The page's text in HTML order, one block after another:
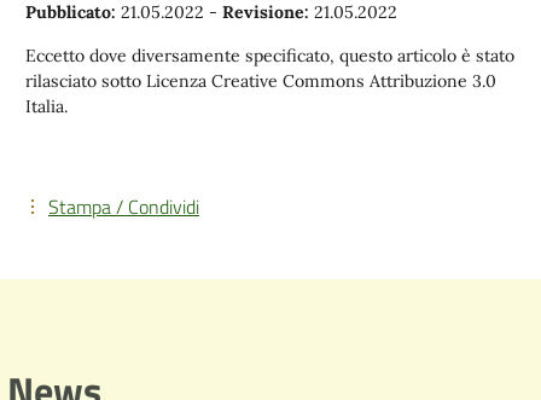
Pubblicato: 21.05.2022 - Revisione: 21.05.2022
Eccetto dove diversamente specificato, questo articolo è stato
rilasciato sotto Licenza Creative Commons Attribuzione 3.0
Italia.
Stampa / Condividi